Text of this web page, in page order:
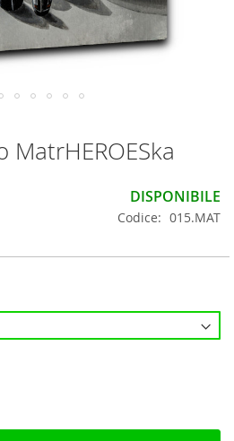
DISPONIBILE
Codice 015.MAT